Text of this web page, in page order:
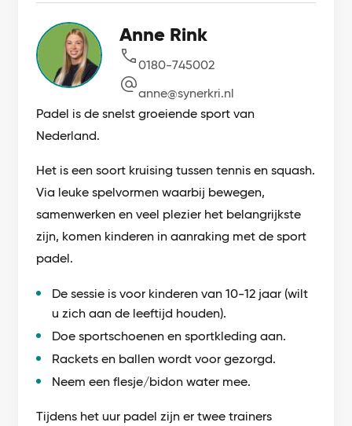
Anne Rink
0180-745002
anne@synerkri.nl
Padel is de snelst groeiende sport van
Nederland.
Het is een soort kruising tussen tennis en squash.
Via leuke spelvormen waarbij bewegen,
samenwerken en veel plezier het belangrijkste
zijn, komen kinderen in aanraking met de sport
padel.
De sessie is voor kinderen van 10-12 jaar (wilt
u zich aan de leeftijd houden).
Doe sportschoenen en sportkleding aan.
Rackets en ballen wordt voor gezorgd.
Neem een flesje/bidon water mee.
Tijdens het uur padel zijn er twee trainers